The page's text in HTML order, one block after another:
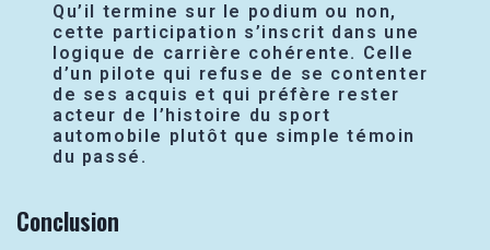
Qu’il termine sur le podium ou non,
cette participation s’inscrit dans une
logique de carrière cohérente. Celle
d’un pilote qui refuse de se contenter
de ses acquis et qui préfère rester
acteur de l’histoire du sport
automobile plutôt que simple témoin
du passé.
Conclusion